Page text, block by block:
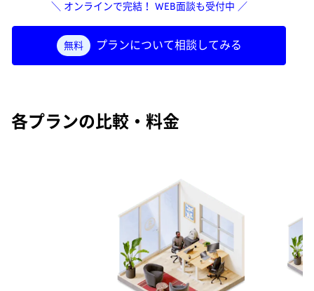
＼ オンラインで完結！ WEB面談も受付中 ／
無料 プランについて相談してみる
各プランの比較・料金